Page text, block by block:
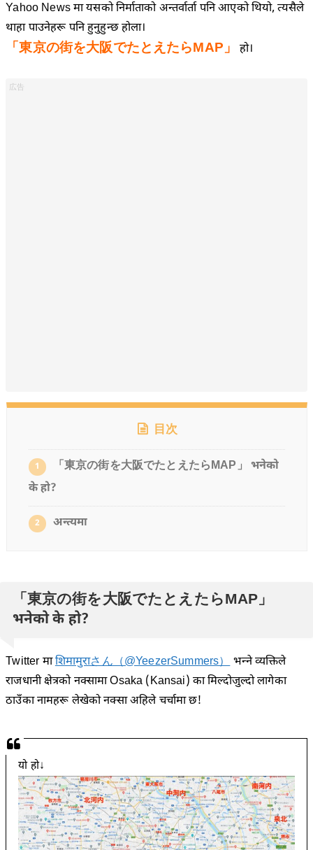
Yahoo News मा यसको निर्माताको अन्तर्वार्ता पनि आएको थियो, त्यसैले
थाहा पाउनेहरू पनि हुनुहुन्छ होला।
「東京の街を大阪でたとえたらMAP」 हो।
目次
1
「東京の街を大阪でたとえたらMAP」 भनेको
के हो?
2 अन्त्यमा
「東京の街を大阪でたとえたらMAP」
भनेको के हो?
Twitter माशिमामुराさん（@YeezerSummers）भन्ने व्यक्तिले
राजधानी क्षेत्रको नक्सामा Osaka (Kansai) का मिल्दोजुल्दो लागेका
ठाउँका नामहरू लेखेको नक्सा अहिले चर्चामा छ!
यो हो↓